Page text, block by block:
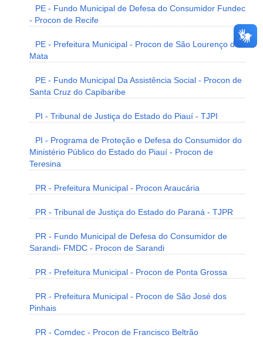
PE - Fundo Municipal de Defesa do Consumidor Fundec
- Procon de Recife
PE - Prefeitura Municipal - Procon de São Lourenço da
Mata
PE - Fundo Municipal Da Assistência Social - Procon de
Santa Cruz do Capibaribe
PI - Tribunal de Justiça do Estado do Piauí - TJPI
PI - Programa de Proteção e Defesa do Consumidor do
Ministério Público do Estado do Piauí - Procon de
Teresina
PR - Prefeitura Municipal - Procon Araucária
PR - Tribunal de Justiça do Estado do Paraná - TJPR
PR - Fundo Municipal de Defesa do Consumidor de
Sarandi- FMDC - Procon de Sarandi
PR - Prefeitura Municipal - Procon de Ponta Grossa
PR - Prefeitura Municipal - Procon de São José dos
Pinhais
PR - Comdec - Procon de Francisco Beltrão